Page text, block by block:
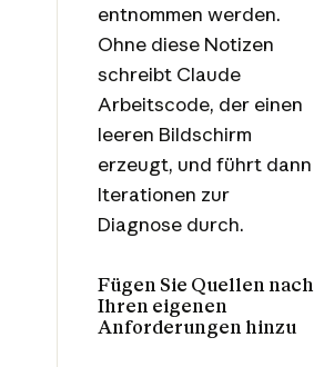
entnommen werden.
Ohne diese Notizen
schreibt Claude
Arbeitscode, der einen
leeren Bildschirm
erzeugt, und führt dann
Iterationen zur
Diagnose durch.
Fügen Sie Quellen nach
Ihren eigenen
Anforderungen hinzu